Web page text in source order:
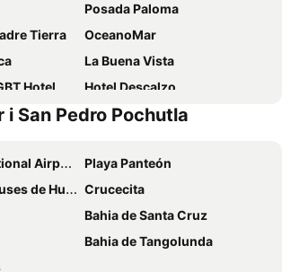
Posada Paloma
Tierra
OceanoMar
La Buena Vista
Hotel
Hotel Descalzo
Teresa
HOTEL AVE FENIX
Viva
Altamira Mazunte
Centro Sati Bungalow
San Pedro Pochutla
Airport
Playa Panteón
de Huatulco
Crucecita
Bahia de Santa Cruz
Bahia de Tangolunda